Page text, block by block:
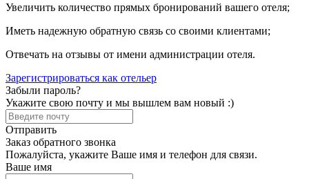
Увеличить количество прямых бронирований вашего отеля;
Иметь надежную обратную связь со своими клиентами;
Отвечать на отзывы от имени администрации отеля.
Зарегистрироваться как отельер
Забыли пароль?
Укажите свою почту и мы вышлем вам новый :)
Отправить
Заказ обратного звонка
Пожалуйста, укажите Ваше имя и телефон для связи.
Ваше имя